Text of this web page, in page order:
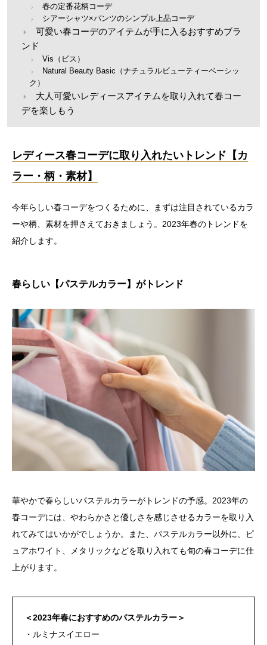
春の定番花柄コーデ
シアーシャツ×パンツのシンプル上品コーデ
可愛い春コーデのアイテムが手に入るおすすめブラ
ンド
Vis（ビス）
Natural Beauty Basic（ナチュラルビューティーベーシッ
ク）
大人可愛いレディースアイテムを取り入れて春コー
デを楽しもう
レディース春コーデに取り入れたいトレンド【カ
ラー・柄・素材】
今年らしい春コーデをつくるために、まずは注目されているカラ
ーや柄、素材を押さえておきましょう。2023年春のトレンドを
紹介します。
春らしい【パステルカラー】がトレンド
華やかで春らしいパステルカラーがトレンドの予感。2023年の
春コーデには、やわらかさと優しさを感じさせるカラーを取り入
れてみてはいかがでしょうか。また、パステルカラー以外に、ピ
ュアホワイト、メタリックなどを取り入れても旬の春コーデに仕
上がります。
＜2023年春におすすめのパステルカラー＞
・ルミナスイエロー